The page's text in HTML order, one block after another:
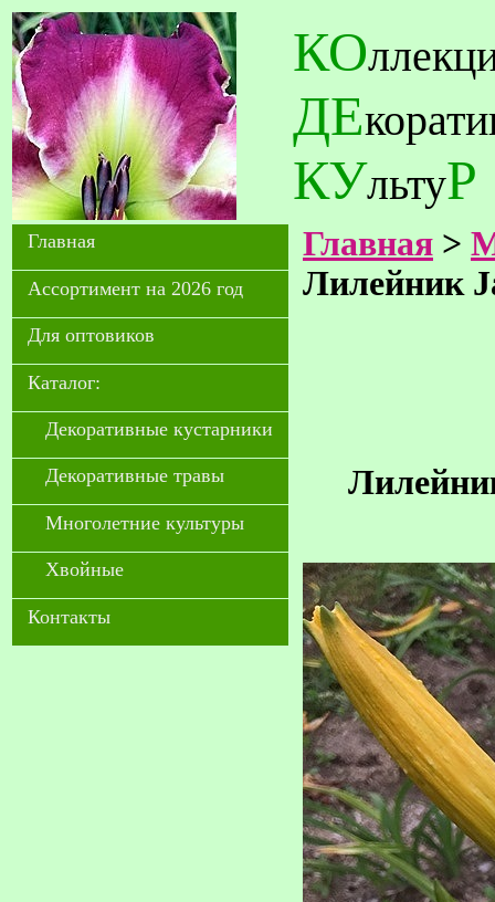
КО
ДЕ
КУльтуР
Главная
Ассортимент на 2026 год
Для оптовиков
Каталог:
Декоративные кустарники
Декоративные травы
Многолетние культуры
Хвойные
Контакты
Главная >
Лилейник